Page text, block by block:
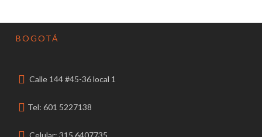
BOGOTÁ
Calle 144 #45-36 local 1
Tel: 601 5227138